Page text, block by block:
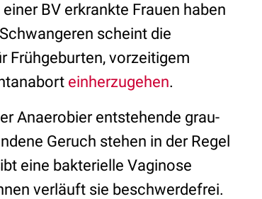
einer BV erkrankte Frauen haben
scheint die
Frühgeburten, vorzeitigem
einherzugehen.
Anaerobier entstehende grau-
Geruch stehen in der Regel
eine bakterielle Vaginose
verläuft sie beschwerdefrei.